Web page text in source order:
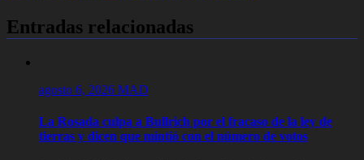
Entradas relacionadas
agosto 6, 2026 MAD
La Rosada culpa a Bullrich por el fracaso de la ley de
tierras y dicen que mintió con el número de votos